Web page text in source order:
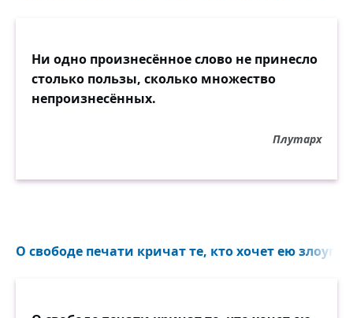
Ни одно произнесённое слово не принесло
столько пользы, сколько множество
непроизнесённых.
Плутарх
О свободе печати кричат те, кто хочет ею